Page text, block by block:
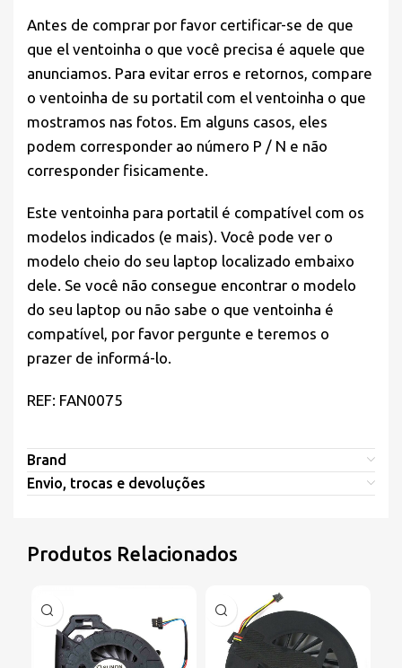
Antes de comprar por favor certificar-se de que
que el ventoinha o que você precisa é aquele que
anunciamos. Para evitar erros e retornos, compare
o ventoinha de su portatil com el ventoinha o que
mostramos nas fotos. Em alguns casos, eles
podem corresponder ao número P / N e não
corresponder fisicamente.
Este ventoinha para portatil é compatível com os
modelos indicados (e mais). Você pode ver o
modelo cheio do seu laptop localizado embaixo
dele. Se você não consegue encontrar o modelo
do seu laptop ou não sabe o que ventoinha é
compatível, por favor pergunte e teremos o
prazer de informá-lo.
REF: FAN0075
Brand
Envio, trocas e devoluções
Produtos Relacionados